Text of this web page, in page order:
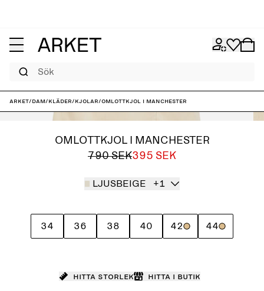
ARKET/Dam/Kläder/Kjolar/Omlottkjol i manchester
OMLOTTKJOL I MANCHESTER
790 SEK395 SEK
LJUSBEIGE +1
34 36 38 40 42 44
Hitta storlek Hitta i butik